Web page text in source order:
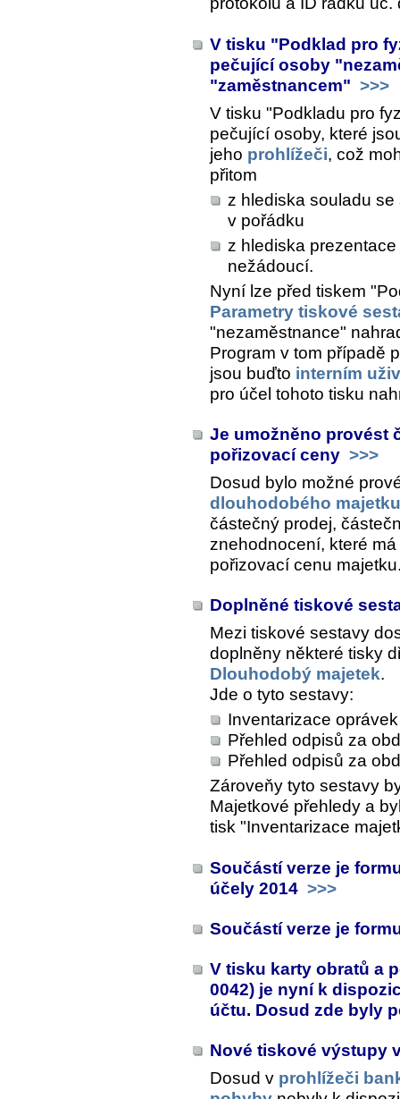
V tisku "Podklad pro
pečující osoby
"zaměstnancem" >>>
V tisku "Podkladu pro
pečující osoby, které
jeho prohlížeči, což
přitom
z hlediska souladu
v pořádku
z hlediska
nežádoucí.
Nyní lze před tiskem
Parametry tiskové
"nezaměstnance"
Program v tom případě
jsou buďto interním
pro účel tohoto tisku
Je umožněno provést
pořizovací ceny >>>
Dosud bylo možné
dlouhodobého majetku
částečný prodej,
znehodnocení, které
pořizovací cenu
Doplněné tiskové
Mezi tiskové sestavy
doplněny některé tisky
Dlouhodobý majetek.
Jde o tyto sestavy:
Inventarizace
Přehled odpisů za
Přehled odpisů za
Zároveňy tyto sestavy
Majetkové přehledy a
tisk "Inventarizace
Součástí verze je
účely 2014 >>>
Součástí verze je
V tisku karty obratů a
0042) je nyní k
účtu. Dosud zde byly
Nové tiskové výstupy
Dosud v prohlížeči